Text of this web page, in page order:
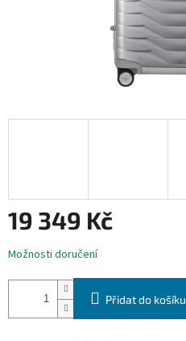
19 349 Kč
Měrná
cena:
Možnosti doručení
Přidat do košíku